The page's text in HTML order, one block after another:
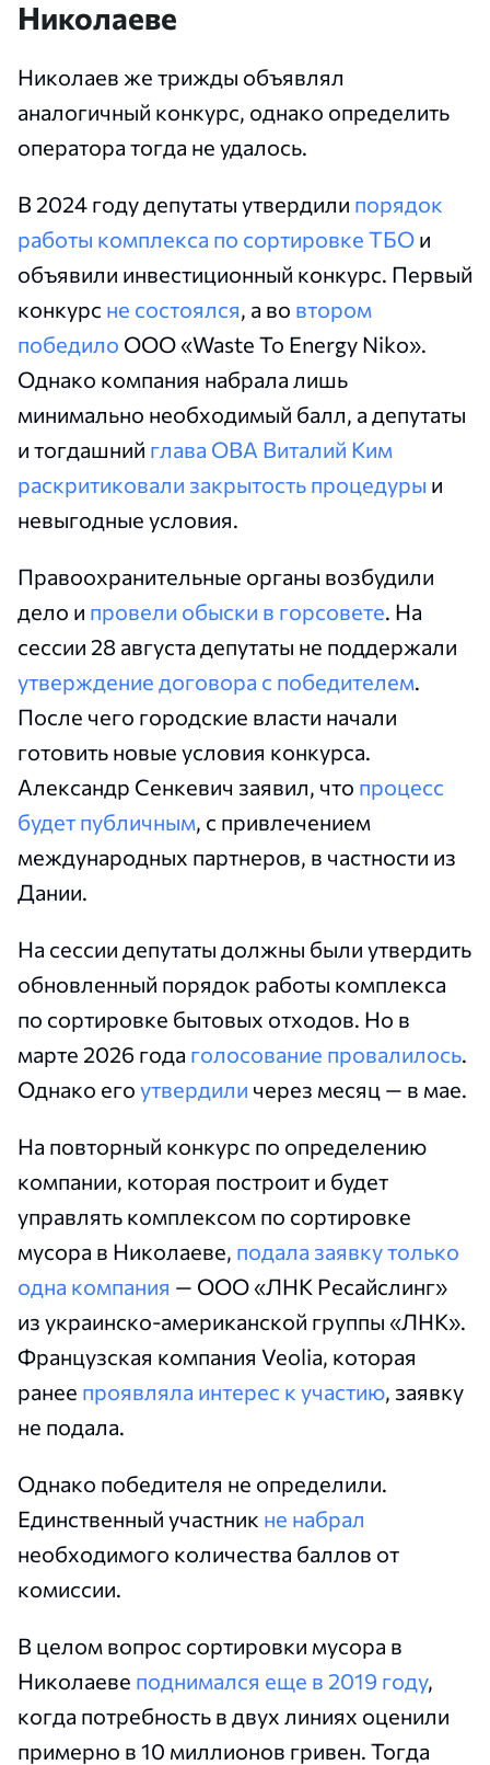
Николаеве
Николаев же трижды объявлял
аналогичный конкурс, однако определить
оператора тогда не удалось.
В 2024 году депутаты утвердили порядок
работы комплекса по сортировке ТБО и
объявили инвестиционный конкурс. Первый
конкурс не состоялся, а во втором
победило ООО «Waste To Energy Niko».
Однако компания набрала лишь
минимально необходимый балл, а депутаты
и тогдашний глава ОВА Виталий Ким
раскритиковали закрытость процедуры и
невыгодные условия.
Правоохранительные органы возбудили
дело и провели обыски в горсовете. На
сессии 28 августа депутаты не поддержали
утверждение договора с победителем.
После чего городские власти начали
готовить новые условия конкурса.
Александр Сенкевич заявил, что процесс
будет публичным, с привлечением
международных партнеров, в частности из
Дании.
На сессии депутаты должны были утвердить
обновленный порядок работы комплекса
по сортировке бытовых отходов. Но в
марте 2026 года голосование провалилось.
Однако его утвердили через месяц — в мае.
На повторный конкурс по определению
компании, которая построит и будет
управлять комплексом по сортировке
мусора в Николаеве, подала заявку только
одна компания — ООО «ЛНК Ресайслинг»
из украинско-американской группы «ЛНК».
Французская компания Veolia, которая
ранее проявляла интерес к участию, заявку
не подала.
Однако победителя не определили.
Единственный участник не набрал
необходимого количества баллов от
комиссии.
В целом вопрос сортировки мусора в
Николаеве поднимался еще в 2019 году,
когда потребность в двух линиях оценили
примерно в 10 миллионов гривен. Тогда